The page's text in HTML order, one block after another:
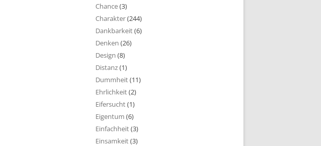
Chance(3)
Charakter(244)
Dankbarkeit(6)
Denken (26)
Design (8)
Distanz(1)
Dummheit(11)
Ehrlichkeit(2)
Eifersucht(1)
Eigentum (6)
Einfachheit(3)
Einsamkeit(3)